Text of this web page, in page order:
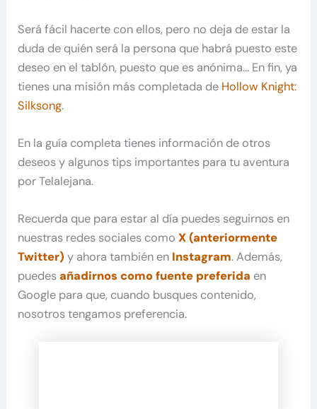
Será fácil hacerte con ellos, pero no deja de estar la
duda de quién será la persona que habrá puesto este
deseo en el tablón, puesto que es anónima… En fin, ya
tienes una misión más completada de Hollow Knight:
Silksong.
En la guía completa tienes información de otros
deseos y algunos tips importantes para tu aventura
por Telalejana.
Recuerda que para estar al día puedes seguirnos en
nuestras redes sociales comoX (anteriormente
Twitter) y ahora también en Instagram. Además,
puedesañadirnos como fuente preferida en
Google para que, cuando busques contenido,
nosotros tengamos preferencia.